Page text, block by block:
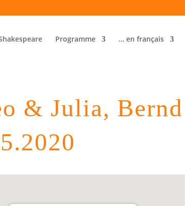
Programme … en français
& Julia, Bernd